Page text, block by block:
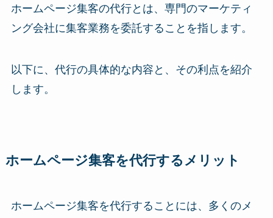
ホームページ集客の代行とは、専門のマーケティ
ング会社に集客業務を委託することを指します。
以下に、代行の具体的な内容と、その利点を紹介
します。
ホームページ集客を代行するメリット
ホームページ集客を代行することには、多くのメ